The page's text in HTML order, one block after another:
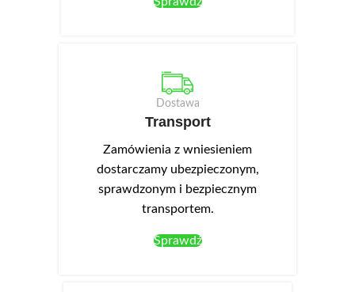
Dostawa
Transport
Zamówienia z wniesieniem
dostarczamy ubezpieczonym,
sprawdzonym i bezpiecznym
transportem.
Sprawdź